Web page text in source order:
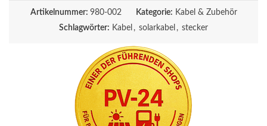
Artikelnummer: 980-002 Kategorie: Kabel & Zubehör
Schlagwörter: Kabel , solarkabel , stecker